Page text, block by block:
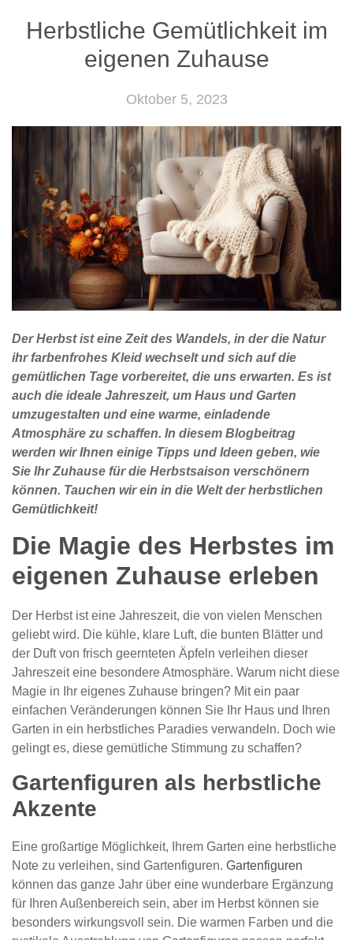
Herbstliche Gemütlichkeit im
eigenen Zuhause
Oktober 5, 2023
Der Herbst ist eine Zeit des Wandels, in der die Natur
ihr farbenfrohes Kleid wechselt und sich auf die
gemütlichen Tage vorbereitet, die uns erwarten. Es ist
auch die ideale Jahreszeit, um Haus und Garten
umzugestalten und eine warme, einladende
Atmosphäre zu schaffen. In diesem Blogbeitrag
werden wir Ihnen einige Tipps und Ideen geben, wie
Sie Ihr Zuhause für die Herbstsaison verschönern
können. Tauchen wir ein in die Welt der herbstlichen
Gemütlichkeit!
Die Magie des Herbstes im
eigenen Zuhause erleben
Der Herbst ist eine Jahreszeit, die von vielen Menschen
geliebt wird. Die kühle, klare Luft, die bunten Blätter und
der Duft von frisch geernteten Äpfeln verleihen dieser
Jahreszeit eine besondere Atmosphäre. Warum nicht diese
Magie in Ihr eigenes Zuhause bringen? Mit ein paar
einfachen Veränderungen können Sie Ihr Haus und Ihren
Garten in ein herbstliches Paradies verwandeln. Doch wie
gelingt es, diese gemütliche Stimmung zu schaffen?
Gartenfiguren als herbstliche
Akzente
Eine großartige Möglichkeit, Ihrem Garten eine herbstliche
Note zu verleihen, sind Gartenfiguren. Gartenfiguren
können das ganze Jahr über eine wunderbare Ergänzung
für Ihren Außenbereich sein, aber im Herbst können sie
besonders wirkungsvoll sein. Die warmen Farben und die